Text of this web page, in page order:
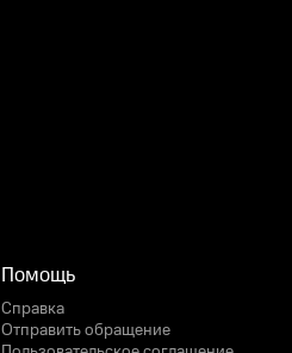
Помощь
Справка
Отправить обращение